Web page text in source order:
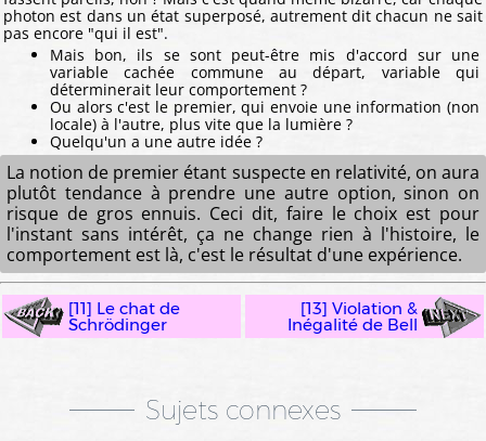
Sujets connexes
photon est dans un état superposé, autrement dit chacun ne sait
pas encore "qui il est".
Mais bon, ils se sont peut-être mis d'accord sur une
variable cachée commune au départ, variable qui
déterminerait leur comportement ?
Ou alors c'est le premier, qui envoie une information (non
locale) à l'autre, plus vite que la lumière ?
Quelqu'un a une autre idée ?
La notion de premier étant suspecte en relativité, on aura
plutôt tendance à prendre une autre option, sinon on
risque de gros ennuis. Ceci dit, faire le choix est pour
l'instant sans intérêt, ça ne change rien à l'histoire, le
comportement est là, c'est le résultat d'une expérience.
[11] Le chat de
Schrödinger
[13] Violation &
Inégalité de Bell